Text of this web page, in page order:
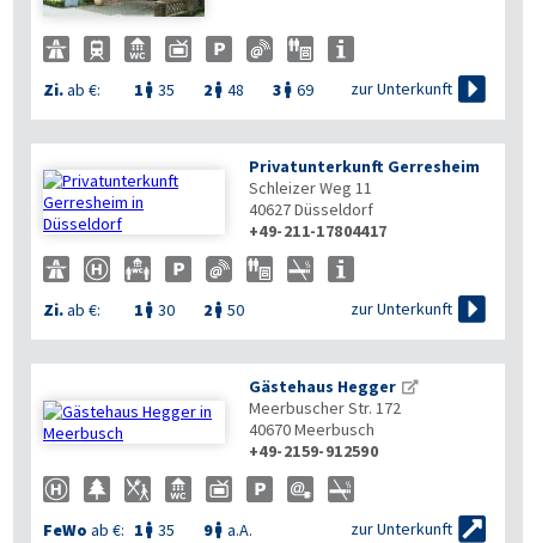
Zi.ab €: 1  35 2  48 3  69 zur Unterkunft 

Privatunterkunft Gerresheim
Schleizer Weg 11
40627Düsseldorf
+49-211-17804417
Zi.ab €: 1  30 2  50 zur Unterkunft 

Gästehaus Hegger
Meerbuscher Str. 172
40670Meerbusch
+49-2159-912590
FeWo ab €: 1  35 9 a.A. zur Unterkunft 